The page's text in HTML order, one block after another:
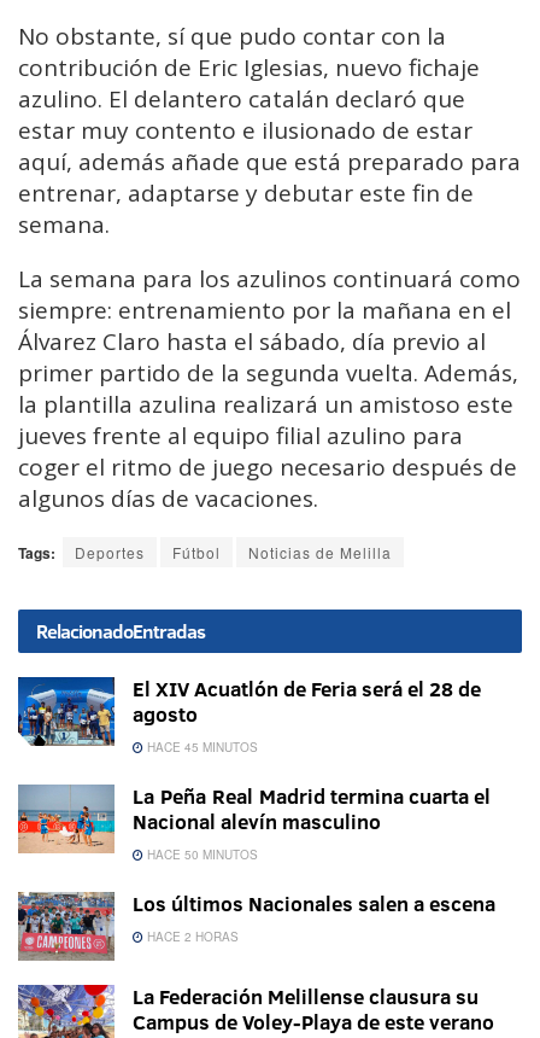
No obstante, sí que pudo contar con la
contribución de Eric Iglesias, nuevo fichaje
azulino. El delantero catalán declaró que
estar muy contento e ilusionado de estar
aquí, además añade que está preparado para
entrenar, adaptarse y debutar este fin de
semana.
La semana para los azulinos continuará como
siempre: entrenamiento por la mañana en el
Álvarez Claro hasta el sábado, día previo al
primer partido de la segunda vuelta. Además,
la plantilla azulina realizará un amistoso este
jueves frente al equipo filial azulino para
coger el ritmo de juego necesario después de
algunos días de vacaciones.
Tags: Deportes Fútbol Noticias de Melilla
RelacionadoEntradas
El XIV Acuatlón de Feria será el 28 de
agosto
HACE 45 MINUTOS
La Peña Real Madrid termina cuarta el
Nacional alevín masculino
HACE 50 MINUTOS
Los últimos Nacionales salen a escena
HACE 2 HORAS
La Federación Melillense clausura su
Campus de Voley-Playa de este verano